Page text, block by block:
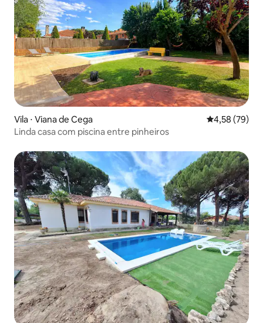
Vila ⋅ Viana de Cega 4,58 de uma
4,58 (79)
Linda casa com piscina entre pinheiros